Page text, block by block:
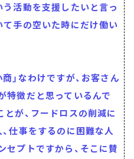
活動を支援したいと言っ
て手の空いた時にだけ働い
」なわけですが、お客さん
特徴だと思っているんで
が、フードロスの削減に
仕事をするのに困難な人
セプトですから、そこに賛